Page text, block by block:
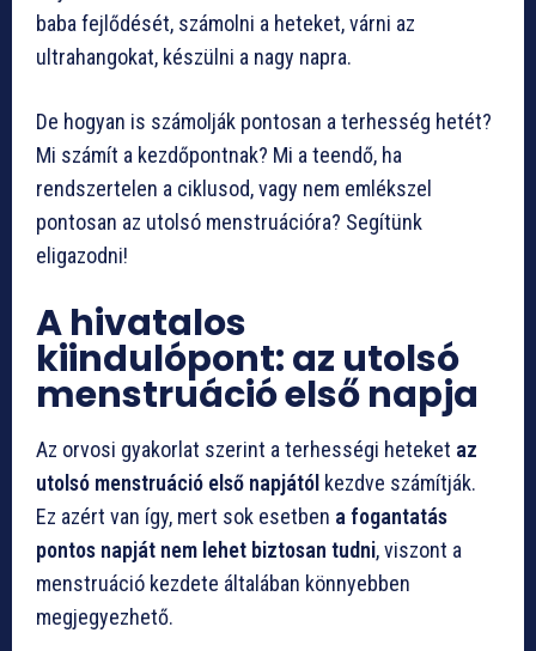
baba fejlődését, számolni a heteket, várni az
ultrahangokat, készülni a nagy napra.
De hogyan is számolják pontosan a terhesség hetét?
Mi számít a kezdőpontnak? Mi a teendő, ha
rendszertelen a ciklusod, vagy nem emlékszel
pontosan az utolsó menstruációra? Segítünk
eligazodni!
A hivatalos
kiindulópont: az utolsó
menstruáció első napja
Az orvosi gyakorlat szerint a terhességi heteket az
utolsó menstruáció első napjától kezdve számítják.
Ez azért van így, mert sok esetben a fogantatás
pontos napját nem lehet biztosan tudni, viszont a
menstruáció kezdete általában könnyebben
megjegyezhető.